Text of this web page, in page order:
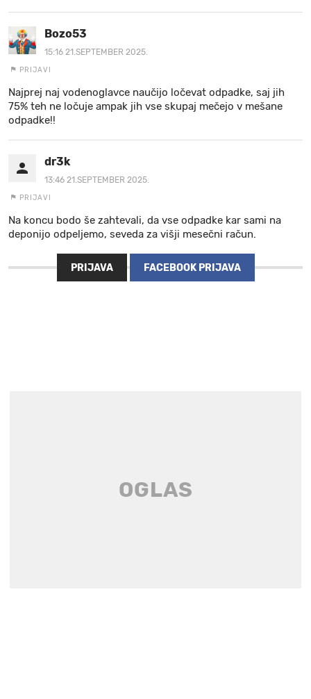
Bozo53
15:16 21.SEPTEMBER 2025.
PRIJAVI
Najprej naj vodenoglavce naučijo ločevat odpadke, saj jih
75% teh ne ločuje ampak jih vse skupaj mečejo v mešane
odpadke!!
dr3k
13:46 21.SEPTEMBER 2025.
PRIJAVI
Na koncu bodo še zahtevali, da vse odpadke kar sami na
deponijo odpeljemo, seveda za višji mesečni račun.
PRIJAVA FACEBOOK PRIJAVA